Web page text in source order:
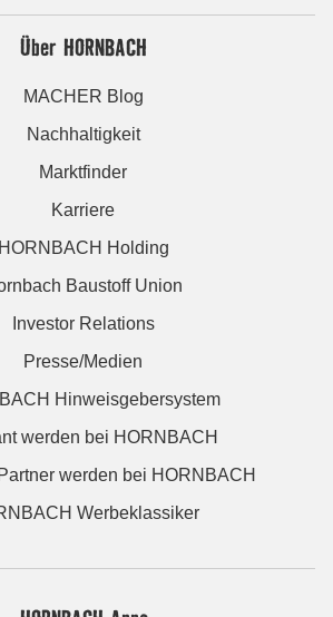
Über HORNBACH
MACHER Blog
Nachhaltigkeit
Marktfinder
Karriere
HORNBACH Holding
Baustoff Union
Investor Relations
Presse/Medien
Hinweisgebersystem
werden bei HORNBACH
werden bei HORNBACH
Werbeklassiker